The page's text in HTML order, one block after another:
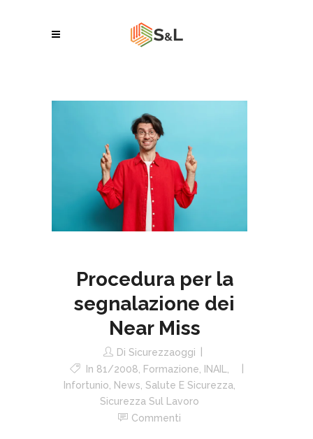
Procedura per la
segnalazione dei
Near Miss
Di Sicurezzaoggi
In 81/2008 Formazione INAIL
Infortunio
News Salute E Sicurezza
Sicurezza Sul Lavoro
Commenti